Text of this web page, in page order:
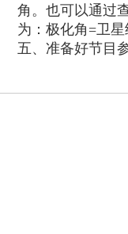
角。也可以通过
为：极化角=卫
五、准备好节目